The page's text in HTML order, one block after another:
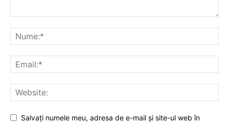
Salvați numele meu, adresa de e-mail și site-ul web în